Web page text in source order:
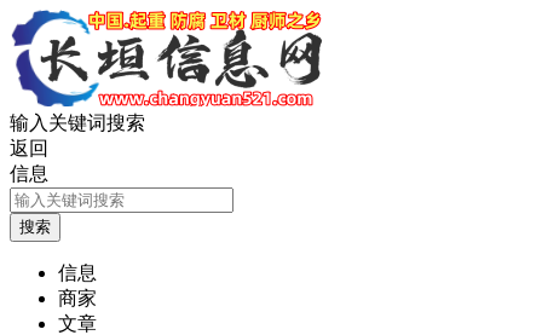
输入关键词搜索
返回
信息
信息
商家
文章